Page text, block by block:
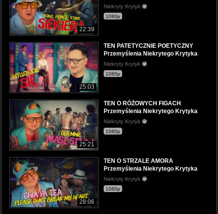
22:39
Niekryty Krytyk
1080p
25:03
TEN PATETYCZNIE POETYCZNY
Przemyślenia Niekrytego Krytyka
Niekryty Krytyk
1080p
25:21
TEN O RÓŻOWYCH FIGACH
Przemyślenia Niekrytego Krytyka
Niekryty Krytyk
1080p
28:06
TEN O STRZALE AMORA
Przemyślenia Niekrytego Krytyka
Niekryty Krytyk
1080p